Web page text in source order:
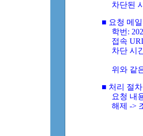
차단된
■ 요청 메
학번:
접속
차단 시
위와 같
■ 처리 절차
요청 내
해제 ->